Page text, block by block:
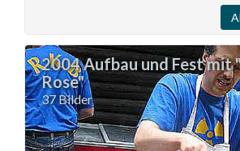
2004 Aufbau und Fest mit
Rose"
37 Bilder